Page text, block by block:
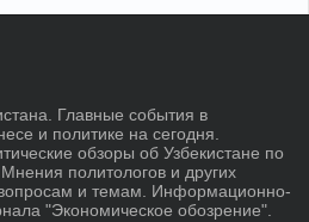
Главные события в
и политике на сегодня.
обзоры об Узбекистане по
политологов и других
и темам. Информационно-
"Экономическое обозрение".